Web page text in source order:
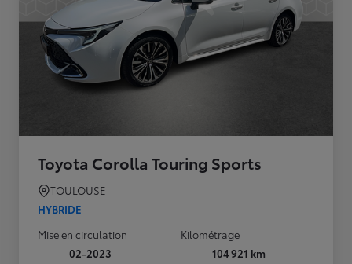
Toyota Corolla Touring Sports
TOULOUSE
HYBRIDE
Mise en circulation
02-2023
Kilométrage
104 921 km